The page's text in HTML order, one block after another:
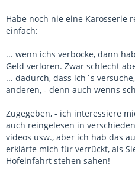
Habe noch nie eine Karosserie
einfach:
... wenn ichs verbocke, dann
Geld verloren. Zwar schlecht
... dadurch, dass ich´s
anderen, - denn auch wenns
Zugegeben, - ich interessiere
auch reingelesen in
videos usw., aber ich hab das
erklärte mich für verrückt, als
Hofeinfahrt stehen sahen!